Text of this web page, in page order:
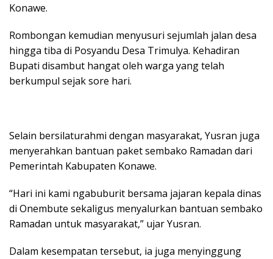
Konawe.
Rombongan kemudian menyusuri sejumlah jalan desa
hingga tiba di Posyandu Desa Trimulya. Kehadiran
Bupati disambut hangat oleh warga yang telah
berkumpul sejak sore hari.
Selain bersilaturahmi dengan masyarakat, Yusran juga
menyerahkan bantuan paket sembako Ramadan dari
Pemerintah Kabupaten Konawe.
“Hari ini kami ngabuburit bersama jajaran kepala dinas
di Onembute sekaligus menyalurkan bantuan sembako
Ramadan untuk masyarakat,” ujar Yusran.
Dalam kesempatan tersebut, ia juga menyinggung